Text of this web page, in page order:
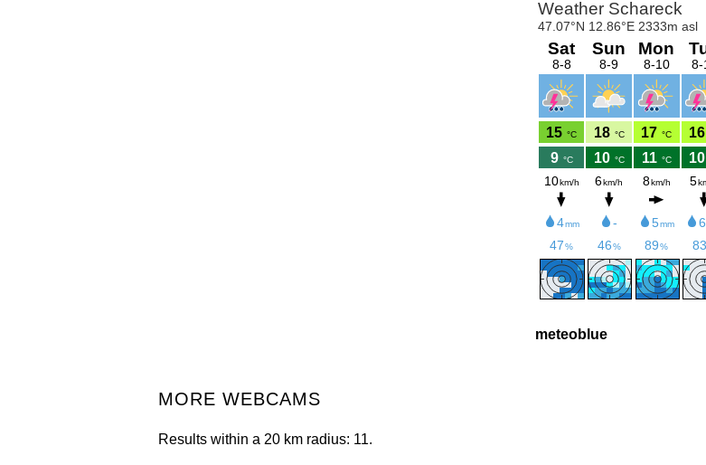
meteoblue
MORE WEBCAMS
Results within a 20 km radius: 11.